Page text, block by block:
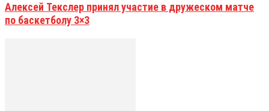
Алексей Текслер принял участие в дружеском матче
по баскетболу 3×3